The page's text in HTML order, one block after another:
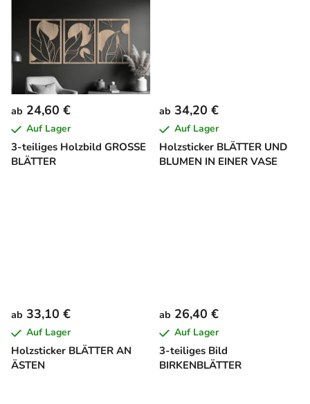
e
3-teiliges Holzbild GROSSE
BLÄTTER
ab 24,60 €
Auf Lager
Holzsticker BLÄTTER UND
BLUMEN IN EINER VASE
ab 34,20 €
Auf Lager
Holzsticker BLÄTTER AN
ÄSTEN
ab 33,10 €
Auf Lager
3-teiliges Bild
BIRKENBLÄTTER
ab 26,40 €
Auf Lager